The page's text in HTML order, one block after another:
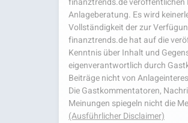
Anlageberatung. Es wird
Vollständigkeit der zur
finanztrends.de hat auf die
Kenntnis über Inhalt und
eigenverantwortlich durch
Beiträge nicht von
Die Gastkommentatoren,
Meinungen spiegeln nicht die
(Ausführlicher Disclaimer)